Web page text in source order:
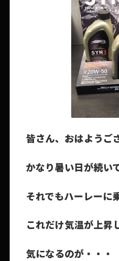
皆さん、おはようご
かなり暑い日が続い
それでもハーレーに
これだけ気温が上昇
気になるのが・・・